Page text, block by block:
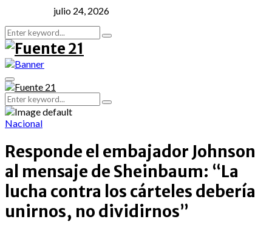
julio 24, 2026
Search
for:
Search
Primary
Menu
Search
for:
Search
Nacional
Responde el embajador Johnson
al mensaje de Sheinbaum: “La
lucha contra los cárteles debería
unirnos, no dividirnos”